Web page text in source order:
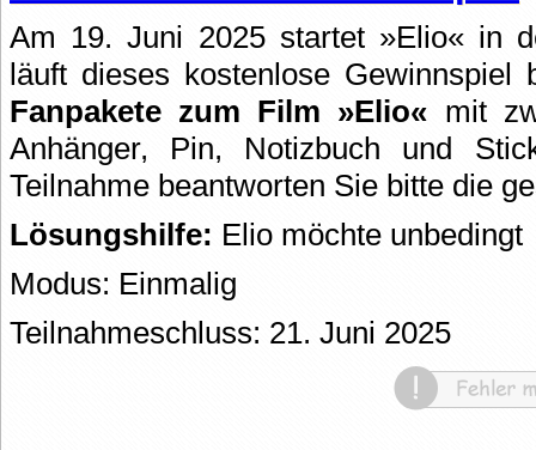
Am 19. Juni 2025 startet »Elio« in
läuft dieses kostenlose
Fanpakete zum Film »Elio« mit
Anhänger, Pin, Notizbuch und
Teilnahme beantworten Sie bitte die
Lösungshilfe: Elio möchte
Modus: Einmalig
Teilnahmeschluss: 21. Juni 2025